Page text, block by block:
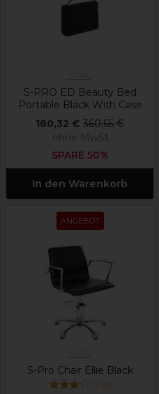
S-PRO ED Beauty Bed
Portable Black With Case
180,32 € 360,65 €
ohne MwSt.
SPARE 50%
In den Warenkorb
ANGEBOT
S-Pro Chair Ellie Black
(3)